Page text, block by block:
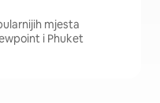
mjesta
i Phuket